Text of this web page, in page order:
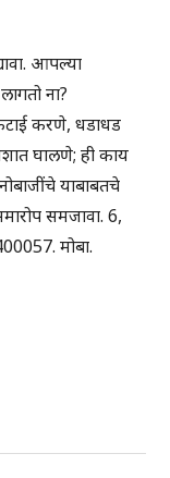
आपल्या
ना?
करणे, धडाधड
घालणे; ही काय
याबाबतचे
समजावा. 6,
मोबा.